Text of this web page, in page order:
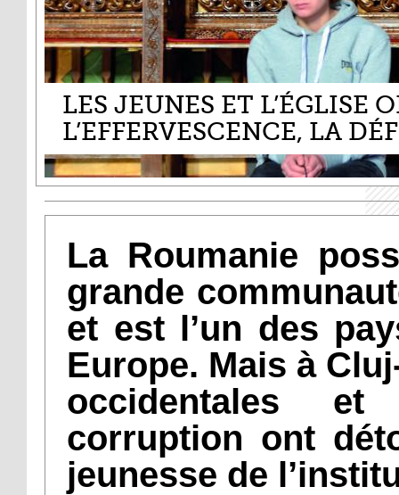
LES JEUNES ET L’ÉGLISE
L’EFFERVESCENCE, LA
La Roumanie
grande
et est l’un des
Europe. Mais à
occidentales
corruption ont
jeunesse de